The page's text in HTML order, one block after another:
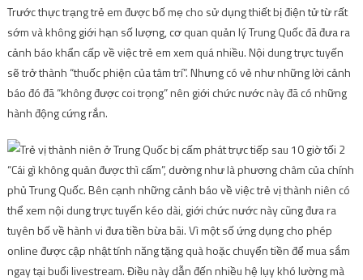
Trước thực trạng trẻ em được bố mẹ cho sử dụng thiết bị điện tử từ rất
sớm và không giới hạn số lượng, cơ quan quản lý Trung Quốc đã đưa ra
cảnh báo khẩn cấp về việc trẻ em xem quá nhiều. Nội dung trực tuyến
sẽ trở thành “thuốc phiện của tâm trí”. Nhưng có vẻ như những lời cảnh
báo đó đã “không được coi trọng” nên giới chức nước này đã có những
hành động cứng rắn.
“Cái gì không quản được thì cấm”, dường như là phương châm của chính
phủ Trung Quốc. Bên cạnh những cảnh báo về việc trẻ vị thành niên có
thể xem nội dung trực tuyến kéo dài, giới chức nước này cũng đưa ra
tuyên bố về hành vi đưa tiền bừa bãi. Vì một số ứng dụng cho phép
online được cập nhật tính năng tặng quà hoặc chuyển tiền để mua sắm
ngay tại buổi livestream. Điều này dẫn đến nhiều hệ lụy khó lường mà